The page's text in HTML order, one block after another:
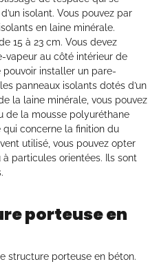
isolant. Vous pouvez par
en laine minérale.
15 à 23 cm. Vous devez
vapeur au côté intérieur de
installer un pare-
panneaux isolants dotés d’un
la laine minérale, vous pouvez
de la mousse polyuréthane
concerne la finition du
utilisé, vous pouvez opter
particules orientées. Ils sont
porteuse en
structure porteuse en béton.